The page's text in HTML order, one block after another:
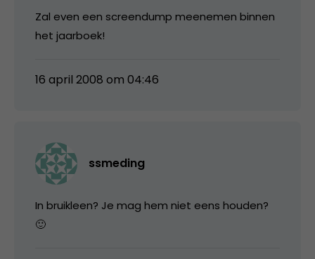
Zal even een screendump meenemen binnen
het jaarboek!
16 april 2008 om 04:46
ssmeding
In bruikleen? Je mag hem niet eens houden?
🙂